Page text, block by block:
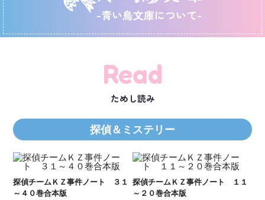
-青い鳥文庫について-
Read
ためし読み
探偵＆ミステリー
探偵チームＫＺ事件ノート ３１
～４０巻合本版
探偵チームＫＺ事件ノート １１
～２０巻合本版